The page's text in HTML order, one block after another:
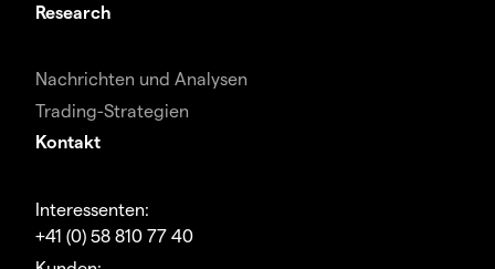
Research
Nachrichten und Analysen
Trading-Strategien
Kontakt
Interessenten:
+41 (0) 58 810 77 40